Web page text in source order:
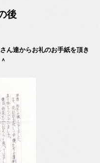
後
ん達からお礼のお手紙を頂き